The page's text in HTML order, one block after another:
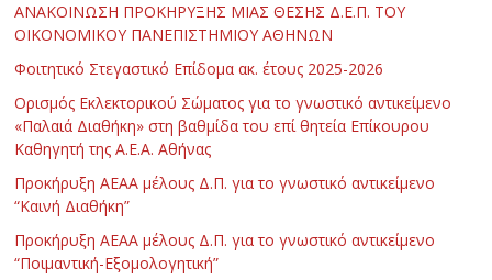
ΑΝΑΚΟΙΝΩΣΗ ΠΡΟΚΗΡΥΞΗΣ ΜΙΑΣ ΘΕΣΗΣ Δ.Ε.Π. ΤΟΥ
ΟΙΚΟΝΟΜΙΚΟΥ ΠΑΝΕΠΙΣΤΗΜΙΟΥ ΑΘΗΝΩΝ
Φοιτητικό Στεγαστικό Επίδομα ακ. έτους 2025-2026
Ορισμός Εκλεκτορικού Σώματος για το γνωστικό αντικείμενο
«Παλαιά Διαθήκη» στη βαθμίδα του επί θητεία Επίκουρου
Καθηγητή της Α.Ε.Α. Αθήνας
Προκήρυξη ΑΕΑΑ μέλους Δ.Π. για το γνωστικό αντικείμενο
“Καινή Διαθήκη”
Προκήρυξη ΑΕΑΑ μέλους Δ.Π. για το γνωστικό αντικείμενο
“Ποιμαντική-Εξομολογητική”